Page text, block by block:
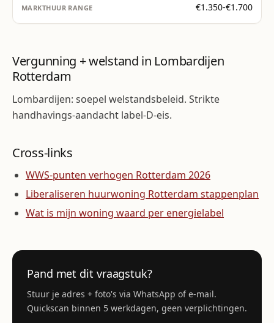
€1.350-€1.700
Vergunning + welstand in Lombardijen
Rotterdam
Lombardijen: soepel welstandsbeleid. Strikte
handhavings-aandacht label-D-eis.
Cross-links
WWS-punten verhogen Rotterdam 2026
Liberaliseren huurwoning Rotterdam stappenplan
Wat is mijn woning waard per energielabel
Pand met dit vraagstuk?
Stuur je adres + foto's via WhatsApp of e-mail.
Quickscan binnen 5 werkdagen, geen verplichtingen.